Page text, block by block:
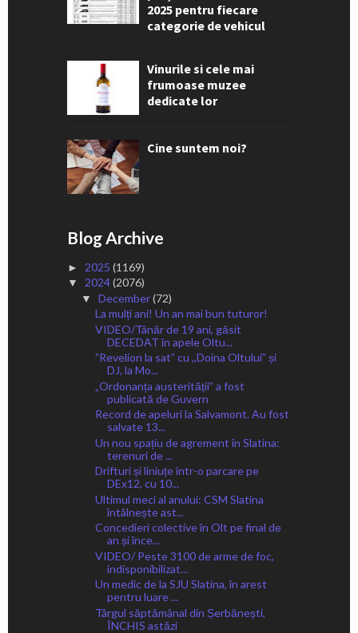
2025 pentru fiecare
categorie de vehicul
Vinurile si cele mai
frumoase muzee
dedicate lor
Cine suntem noi?
Blog Archive
► 2025 (1169)
▼ 2024(2076)
▼ December(72)
La mulți ani! Un an mai bun tuturor!
VIDEO/Tânăr de 19 ani, găsit
DECEDAT în apele Oltu...
ˮRevelion la satˮ cu ,,Doina Oltuluiˮ și
DJ, la Mo...
„Ordonanța austerității” a fost
publicată de Guvern
Record de apeluri la Salvamont. Au fost
salvate 13...
Un nou spațiu de agrement în Slatina:
terenuri de ...
Drifturi și liniuțe într-o parcare pe
DEx12, cu 10...
Ultimul meci al anului: CSM Slatina
întâlnește ast...
Concedieri colective în Olt pe final de
an și înce...
VIDEO/ Peste 3100 de arme de foc,
indisponibilizat...
Un medic de la SJU Slatina, în arest
pentru luare ...
Târgul săptămânal din Șerbănești,
ÎNCHIS astăzi